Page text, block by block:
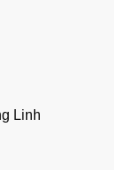
Linh